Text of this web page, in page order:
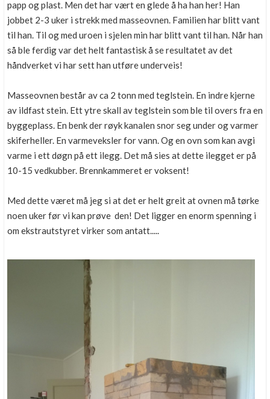
papp og plast. Men det har vært en glede å ha han her! Han
jobbet 2-3 uker i strekk med masseovnen. Familien har blitt vant
til han. Til og med uroen i sjelen min har blitt vant til han. Når han
så ble ferdig var det helt fantastisk å se resultatet av det
håndverket vi har sett han utføre underveis!
Masseovnen består av ca 2 tonn med teglstein. En indre kjerne
av ildfast stein. Ett ytre skall av teglstein som ble til overs fra en
byggeplass. En benk der røyk kanalen snor seg under og varmer
skiferheller. En varmeveksler for vann. Og en ovn som kan avgi
varme i ett døgn på ett ilegg. Det må sies at dette ilegget er på
10-15 vedkubber. Brennkammeret er voksent!
Med dette været må jeg si at det er helt greit at ovnen må tørke
noen uker før vi kan prøve den! Det ligger en enorm spenning i
om ekstrautstyret virker som antatt.....